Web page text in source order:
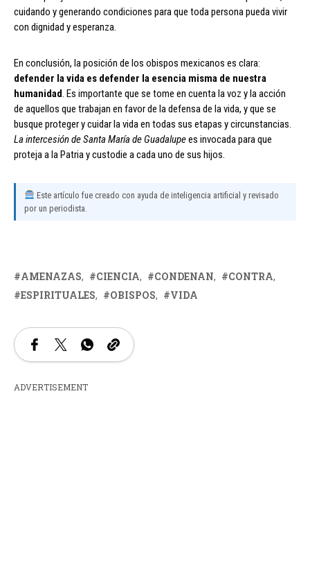
cuidando y generando condiciones para que toda persona pueda vivir
con dignidad y esperanza.
En conclusión, la posición de los obispos mexicanos es clara:
defender la vida es defender la esencia misma de nuestra
humanidad. Es importante que se tome en cuenta la voz y la acción
de aquellos que trabajan en favor de la defensa de la vida, y que se
busque proteger y cuidar la vida en todas sus etapas y circunstancias.
La intercesión de Santa María de Guadalupees invocada para que
proteja a la Patria y custodie a cada uno de sus hijos.
Este artículo fue creado con ayuda de inteligencia artificial y revisado
por un periodista.
AMENAZAS CIENCIA CONDENAN
CONTRA
ESPIRITUALES
OBISPOS VIDA
ADVERTISEMENT